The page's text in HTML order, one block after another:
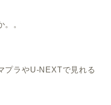
。。
プラやU-NEXTで見れる